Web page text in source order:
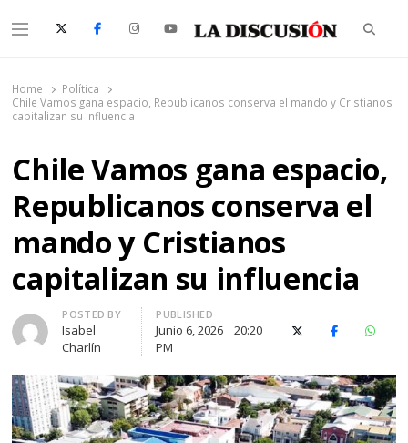
Menu
Home
Política
Chile Vamos gana espacio, Republicanos conserva el mando y Cristianos
capitalizan su influencia
Chile Vamos gana espacio,
Republicanos conserva el
mando y Cristianos
capitalizan su influencia
Author
POSTED BY
Isabel
Charlín
PUBLISHED
Junio 6, 2026
20:20
PM
X (Twitter)Facebook